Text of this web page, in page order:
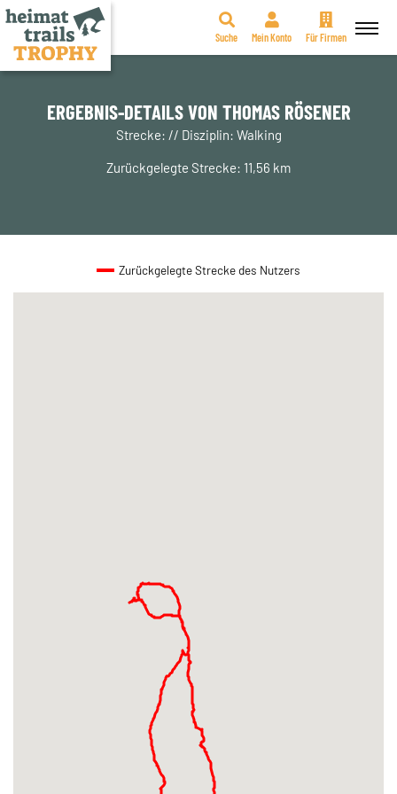
Zum
springen
Suche Mein Konto Für Firmen
ERGEBNIS-DETAILS VON THOMAS RÖSENER
Strecke: // Disziplin: Walking
Zurückgelegte Strecke: 11,56 km
Zurückgelegte Strecke des Nutzers